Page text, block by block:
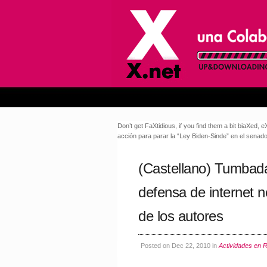
Don’t get FaXtidious, if you find them a bit biaXed,
acción para parar la “Ley Biden-Sinde” en el senado
(Castellano)
defensa de internet
de los autores
Posted on Dec 22, 2010 in Actividades en